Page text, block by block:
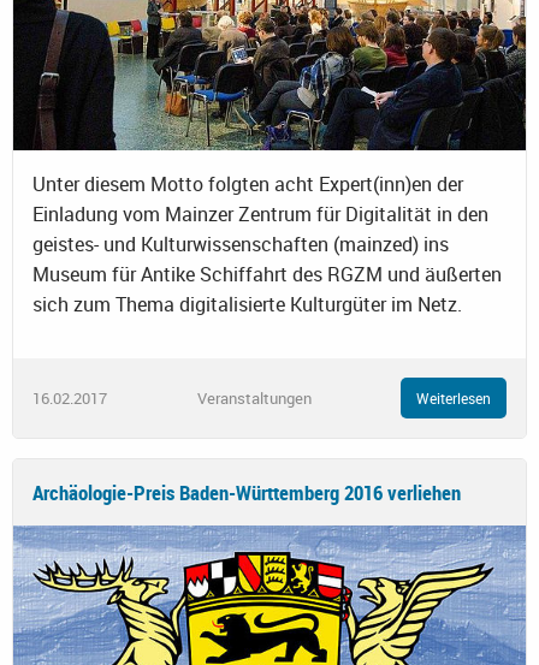
Unter diesem Motto folgten acht Expert(inn)en der
Einladung vom Mainzer Zentrum für Digitalität in den
geistes- und Kulturwissenschaften (mainzed) ins
Museum für Antike Schiffahrt des RGZM und äußerten
sich zum Thema digitalisierte Kulturgüter im Netz.
16.02.2017 Veranstaltungen Weiterlesen
Archäologie-Preis Baden-Württemberg 2016 verliehen